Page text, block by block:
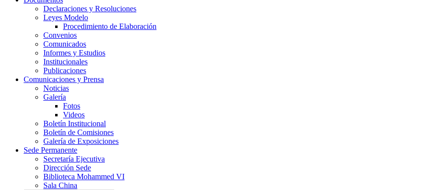
Declaraciones y Resoluciones
Leyes Modelo
Procedimiento de Elaboración
Convenios
Comunicados
Informes y Estudios
Institucionales
Publicaciones
Comunicaciones y Prensa
Noticias
Galería
Fotos
Videos
Boletín Institucional
Boletín de Comisiones
Galería de Exposiciones
Sede Permanente
Secretaría Ejecutiva
Dirección Sede
Biblioteca Mohammed VI
Sala China